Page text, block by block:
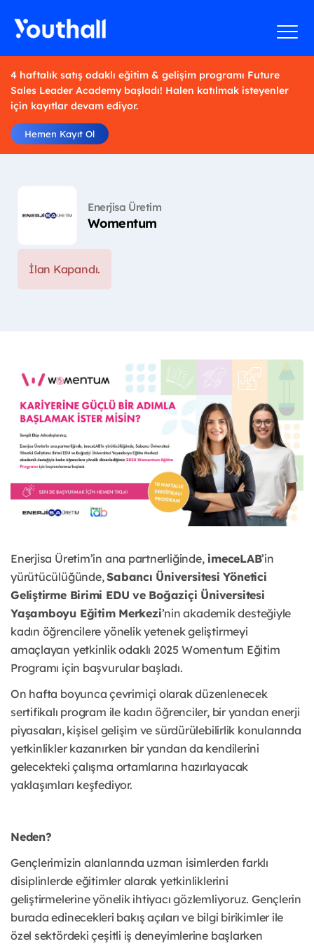
4 haftalık satış odaklı eğitim & gelişim programı Future
Sales Leader Academy başladı! Halen katılmak isteyenler
için kayıtlar devam ediyor.
Hemen Kayıt Ol
Enerjisa Üretim
Womentum
İlan Kapandı.
Enerjisa Üretim’in ana partnerliğinde,imeceLAB’in
yürütücülüğünde,Sabancı Üniversitesi Yönetici
Geliştirme Birimi EDU ve Boğaziçi Üniversitesi
Yaşamboyu Eğitim Merkezi’nin akademik desteğiyle
kadın öğrencilere yönelik yetenek geliştirmeyi
amaçlayan yetkinlik odaklı 2025 Womentum Eğitim
Programı için başvurular başladı.
On hafta boyunca çevrimiçi olarak düzenlenecek
sertifikalı program ile kadın öğrenciler, bir yandan enerji
piyasaları, kişisel gelişim ve sürdürülebilirlik konularında
yetkinlikler kazanırken bir yandan da kendilerini
gelecekteki çalışma ortamlarına hazırlayacak
yaklaşımları keşfediyor.
Neden?
Gençlerimizin alanlarında uzman isimlerden farklı
disiplinlerde eğitimler alarak yetkinliklerini
geliştirmelerine yönelik ihtiyacı gözlemliyoruz. Gençlerin
burada edinecekleri bakış açıları ve bilgi birikimler ile
özel sektördeki çeşitli iş deneyimlerine başlarken